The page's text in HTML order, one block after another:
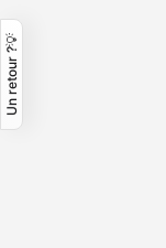
Un retour ?💡